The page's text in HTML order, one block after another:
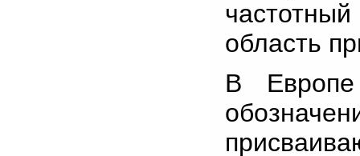
область
В Европе